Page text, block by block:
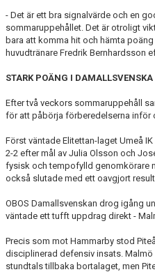
- Det är ett bra signalvärde och en
sommaruppehållet. Det är otroligt
bara att komma hit och hämta
huvudtränare Fredrik Bernhardsson
STARK POÄNG I DAMALLSVENSKA
Efter två veckors sommaruppehåll
för att påbörja förberedelserna inför
Först väntade Elitettan-laget Umeå
2-2 efter mål av Julia Olsson och
fysisk och tempofylld genomkörare
också slutade med ett oavgjort
OBOS Damallsvenskan drog igång
väntade ett tufft uppdrag direkt -
Precis som mot Hammarby stod
disciplinerad defensiv insats.
stundtals tillbaka bortalaget, men